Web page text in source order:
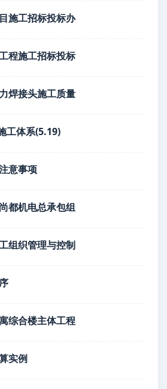
施工招标投标办
程施工招标投标
焊接头施工质量
工体系(5.19)
意事项
都机电总承包组
组织管理与控制
综合楼主体工程
实例